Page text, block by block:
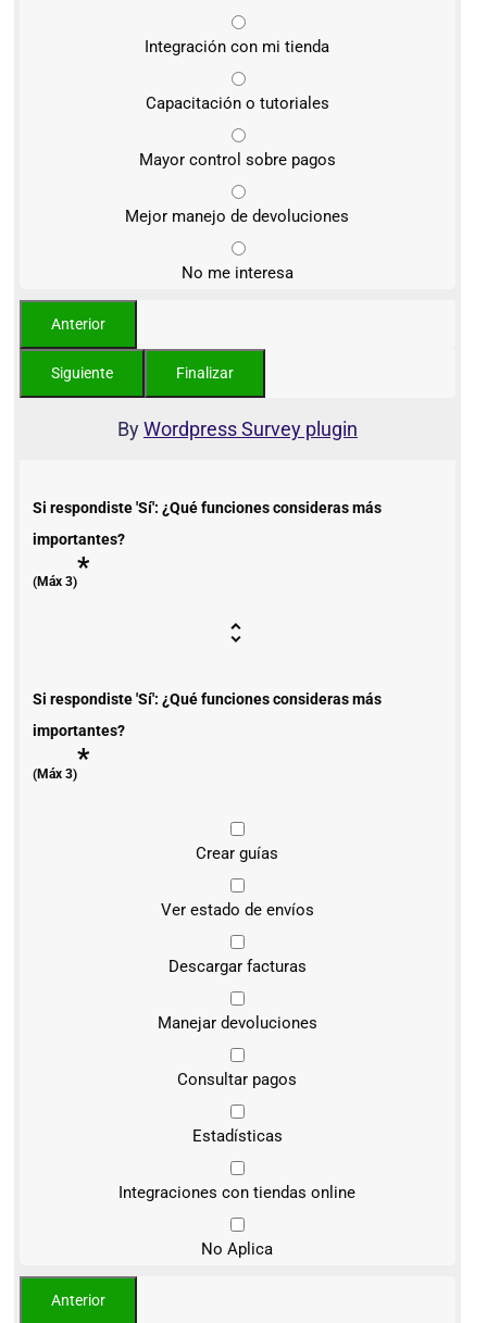
Integración con mi tienda
Capacitación o tutoriales
Mayor control sobre pagos
Mejor manejo de devoluciones
No me interesa
ByWordpress Survey plugin
Si respondiste 'Sí': ¿Qué funciones consideras más
importantes?
(Máx 3)*
Si respondiste 'Sí': ¿Qué funciones consideras más
importantes?
(Máx 3)*
Crear guías
Ver estado de envíos
Descargar facturas
Manejar devoluciones
Consultar pagos
Estadísticas
Integraciones con tiendas online
No Aplica